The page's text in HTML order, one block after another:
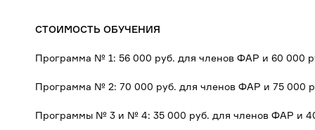
СТОИМОСТЬ ОБУЧЕНИЯ
Программа № 1: 56 000 руб. для членов ФАР и 60 000
Программа № 2: 70 000 руб. для членов ФАР и 75 000
Программы № 3 и № 4: 35 000 руб. для членов ФАР и